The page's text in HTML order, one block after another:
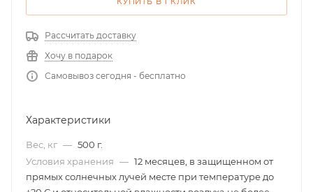
Рассчитать доставку
Хочу в подарок
Самовывоз сегодня - бесплатно
Характеристики
Вес, кг — 500 г.
Условия хранения — 12 месяцев, в защищенном от
прямых солнечных лучей месте при температуре до